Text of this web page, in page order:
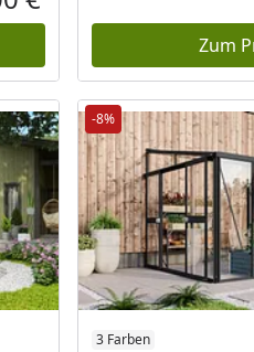
Aktueller Preis
Zum
-8%
3 Farben